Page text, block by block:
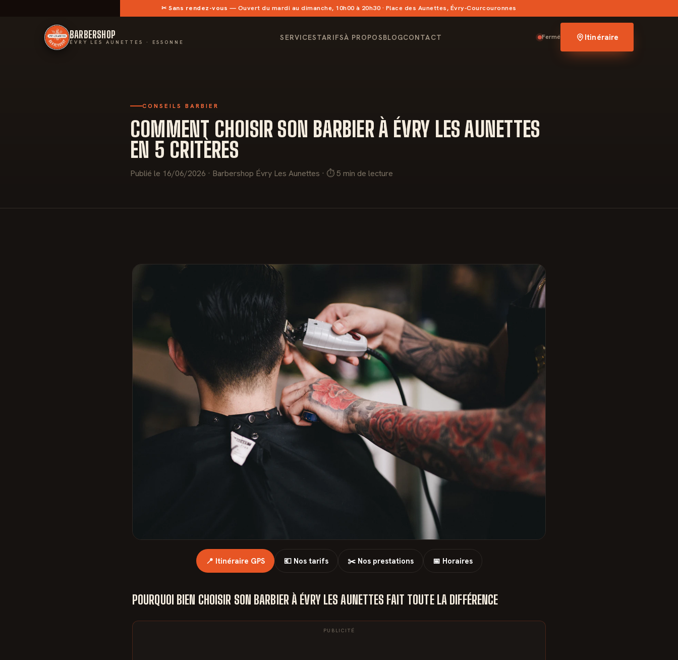
✂︎Sans rendez-vous — Ouvert du mardi au dimanche, 10h00 à 20h30 · Place des Aunettes, Évry-Courcouronnes
BARBERSHOP
ÉVRY LES AUNETTES · ESSONNE
SERVICESTARIFSÀ PROPOSBLOGCONTACT Fermé Itinéraire
CONSEILS BARBIER
COMMENT CHOISIR SON BARBIER À ÉVRY LES AUNETTES
EN 5 CRITÈRES
Publié le 16/06/2026 · Barbershop Évry Les Aunettes · ⏱ 5 min de lecture
📍 Itinéraire GPS 💶 Nos tarifs ✂️ Nos prestations 📅 Horaires
POURQUOI BIEN CHOISIR SON BARBIER À ÉVRY LES AUNETTES FAIT TOUTE LA DIFFÉRENCE
PUBLICITÉ